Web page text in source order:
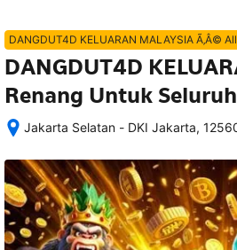
DANGDUT4D KELUARAN MALAYSIA Ã‚Â©
DANGDUT4D
Renang Untuk
Jakarta Selatan - DKI Jakarta,
memesan,
semua
rincian
akomodasi
termasuk